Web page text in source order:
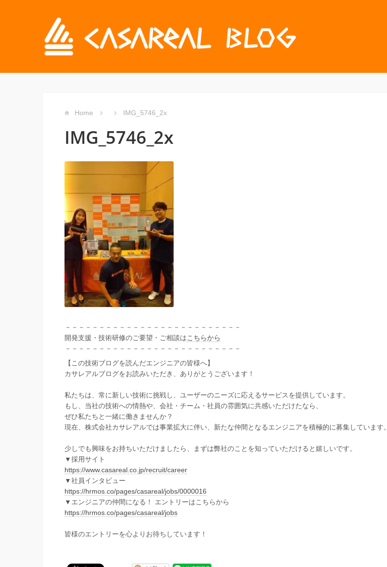
Home IMG_5746_2x
IMG_5746_2x
－－－－－－－－－－－－－－－－－－－－－－－－－－
開発支援・技術研修のご要望・ご相談はこちらから
－－－－－－－－－－－－－－－－－－－－－－－－－－
【この技術ブログを読んだエンジニアの皆様へ】
カサレアルブログをお読みいただき、ありがとうございます！
私たちは、常に新しい技術に挑戦し、ユーザーのニーズに応えるサービスを提供しています。
もし、当社の技術への情熱や、会社・チーム・社員の雰囲気に共感いただけたなら、
ぜひ私たちと一緒に働きませんか？
現在、株式会社カサレアルでは事業拡大に伴い、新たな仲間となるエンジニアを積極的に募集しています。
少しでも興味をお持ちいただけましたら、まずは弊社のことを知っていただけると嬉しいです。
▼採用サイト
https://www.casareal.co.jp/recruit/career
▼社員インタビュー
https://hrmos.co/pages/casareal/jobs/0000016
▼エンジニアの仲間になる！ エントリーはこちらから
https://hrmos.co/pages/casareal/jobs
皆様のエントリーを心よりお待ちしています！